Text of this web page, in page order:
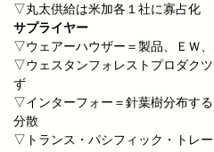
▽丸太供給は米加各１社に寡占化
サプライヤー
▽ウェアーハウザー＝製品、ＥＷ
▽ウェスタンフォレストプロダク
ず
▽インターフォー＝針葉樹分布す
分散
▽トランス・パシフィック・トレ